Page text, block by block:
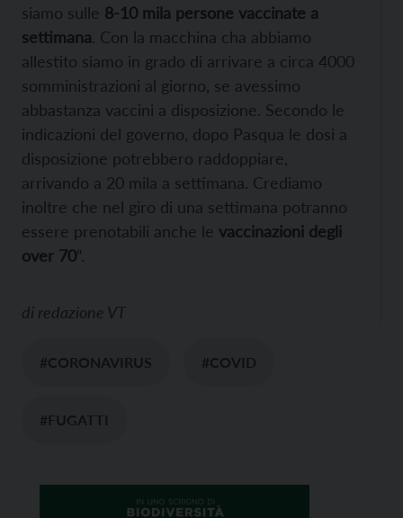
siamo sulle 8-10 mila persone vaccinate a
settimana. Con la macchina cha abbiamo
allestito siamo in grado di arrivare a circa 4000
somministrazioni al giorno, se avessimo
abbastanza vaccini a disposizione. Secondo le
indicazioni del governo, dopo Pasqua le dosi a
disposizione potrebbero raddoppiare,
arrivando a 20 mila a settimana. Crediamo
inoltre che nel giro di una settimana potranno
essere prenotabili anche le vaccinazioni degli
over 70“.
di redazione VT
#CORONAVIRUS #COVID
#FUGATTI